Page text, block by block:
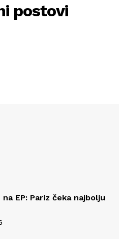
postovi
EP: Pariz čeka najbolju